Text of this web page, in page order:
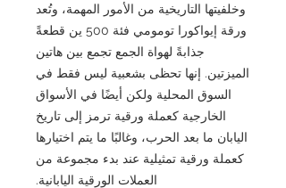
وخلفيتها التاريخية من الأمور المهمة، وتُعد
ورقة إيواكورا تومومي فئة 500 ين قطعةً
جذابةً لهواة الجمع تجمع بين هاتين
الميزتين. إنها تحظى بشعبية ليس فقط في
السوق المحلية ولكن أيضًا في الأسواق
الخارجية كعملة ورقية ترمز إلى تاريخ
اليابان ما بعد الحرب، وغالبًا ما يتم اختيارها
كعملة ورقية تمثيلية عند بدء مجموعة من
العملات الورقية اليابانية.